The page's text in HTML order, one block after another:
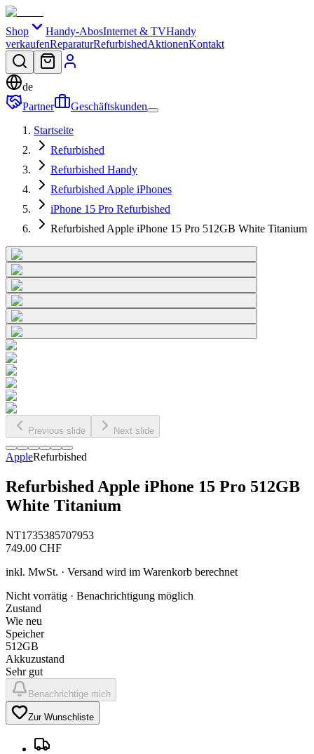
Shop Handy-AbosInternet & TVHandy
verkaufenReparaturRefurbishedAktionenKontakt
de
Partner
Geschäftskunden
Startseite
Refurbished
Refurbished Handy
Refurbished Apple iPhones
iPhone 15 Pro Refurbished
Refurbished Apple iPhone 15 Pro 512GB White Titanium
Previous slide Next slide
AppleRefurbished
Refurbished Apple iPhone 15 Pro 512GB
White Titanium
NT1735385707953
749.00 CHF
inkl. MwSt. · Versand wird im Warenkorb berechnet
Nicht vorrätig · Benachrichtigung möglich
Zustand
Wie neu
Speicher
512GB
Akkuzustand
Sehr gut
Benachrichtige mich
Zur Wunschliste